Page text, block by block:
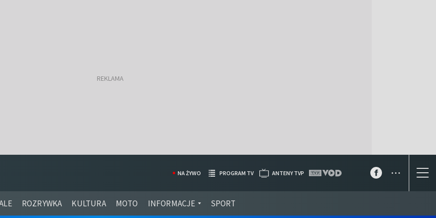
ROZRYWKA KULTURA MOTO INFORMACJE SPORT
NA ŻYWO PROGRAM TV ANTENY TVP ...